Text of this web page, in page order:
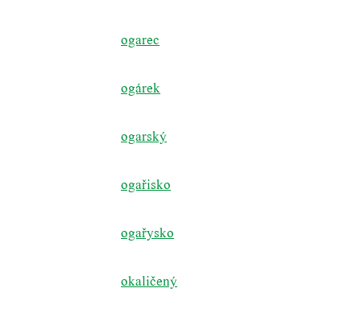
ogarec
ogárek
ogarský
ogařisko
ogařysko
okaličený